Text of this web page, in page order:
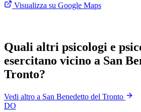
Visualizza su Google Maps
Quali altri psicologi e
esercitano vicino a San
Tronto?
Vedi altro a San Benedetto del Tronto
DO